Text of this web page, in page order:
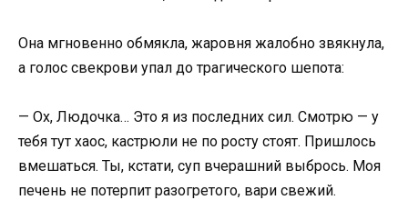
Она мгновенно обмякла, жаровня жалобно звякнула,
а голос свекрови упал до трагического шепота:
— Ох, Людочка… Это я из последних сил. Смотрю — у
тебя тут хаос, кастрюли не по росту стоят. Пришлось
вмешаться. Ты, кстати, суп вчерашний выбрось. Моя
печень не потерпит разогретого, вари свежий.